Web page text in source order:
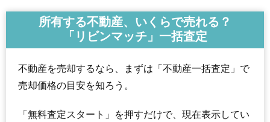
所有する不動産、いくらで売れる？
「リビンマッチ」一括査定
不動産を売却するなら、まずは「不動産一括査定」で
売却価格の目安を知ろう。
「無料査定スタート」を押すだけで、現在表示してい